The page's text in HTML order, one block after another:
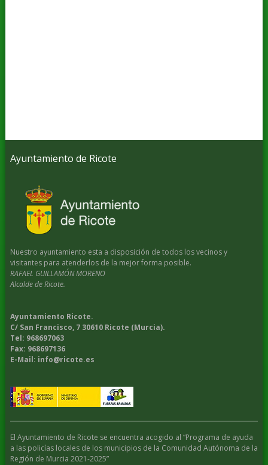
Ayuntamiento de Ricote
Nuestro ayuntamiento esta a disposición de todos los vecinos y
visitantes para atenderlos de la mejor forma posible.
RAFAEL GUILLAMÓN MORENO
Alcalde de Ricote.
Ayuntamiento Ricote.
C/ San Francisco, 7 30610 Ricote (Murcia).
Tel: 968697063
Fax: 968697136
E-Mail: info@ricote.es
El Ayuntamiento de Ricote se encuentra acogido al “Programa de ayuda
a las policías locales de los municipios de la Comunidad Autónoma de la
Región de Murcia 2021-2025”